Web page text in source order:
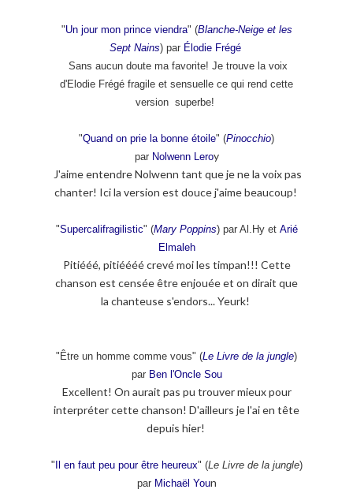
"Un jour mon prince viendra" (Blanche-Neige et les
Sept Nains) par Élodie Frégé
Sans aucun doute ma favorite! Je trouve la voix
d'Elodie Frégé fragile et sensuelle ce qui rend cette
version superbe!
"Quand on prie la bonne étoile" (Pinocchio)
par Nolwenn Leroy
J'aime entendre Nolwenn tant que je ne la voix pas
chanter! Ici la version est douce j'aime beaucoup!
"Supercalifragilistic" (Mary Poppins) par Al.Hy et Arié
Elmaleh
Pitiééé, pitiéééé crevé moi les timpan!!! Cette
chanson est censée être enjouée et on dirait que
la chanteuse s'endors... Yeurk!
"Être un homme comme vous" (Le Livre de la jungle)
par Ben l'Oncle Sou
Excellent! On aurait pas pu trouver mieux pour
interpréter cette chanson! D'ailleurs je l'ai en tête
depuis hier!
" Il en faut peu pour être heureux" (Le Livre de la jungle)
par Michaël Youn